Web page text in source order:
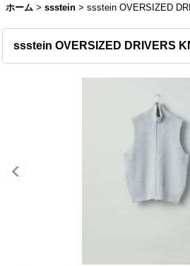
ホーム > ssstein > ssstein OVERSIZED
ssstein OVERSIZED DRIVERS